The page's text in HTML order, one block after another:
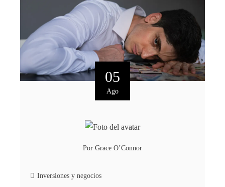
05
Ago
Por Grace O’Connor
Inversiones y negocios